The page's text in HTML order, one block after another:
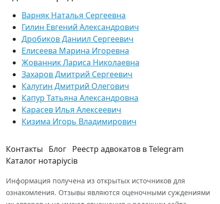
Варняк Наталья Сергеевна
Гилин Евгений Александрович
Дробиков Даниил Сергеевич
Елисеева Марина Игоревна
Жованник Лариса Николаевна
Захаров Дмитрий Сергеевич
Калугин Дмитрий Олегович
Капур Татьяна Александровна
Карасев Илья Алексеевич
Кизима Игорь Владимирович
Контакты Блог Реестр адвокатов в Telegram
Каталог нотаріусів
Информация получена из открытых источников для
ознакомления. Отзывы являются оценочными суждениями